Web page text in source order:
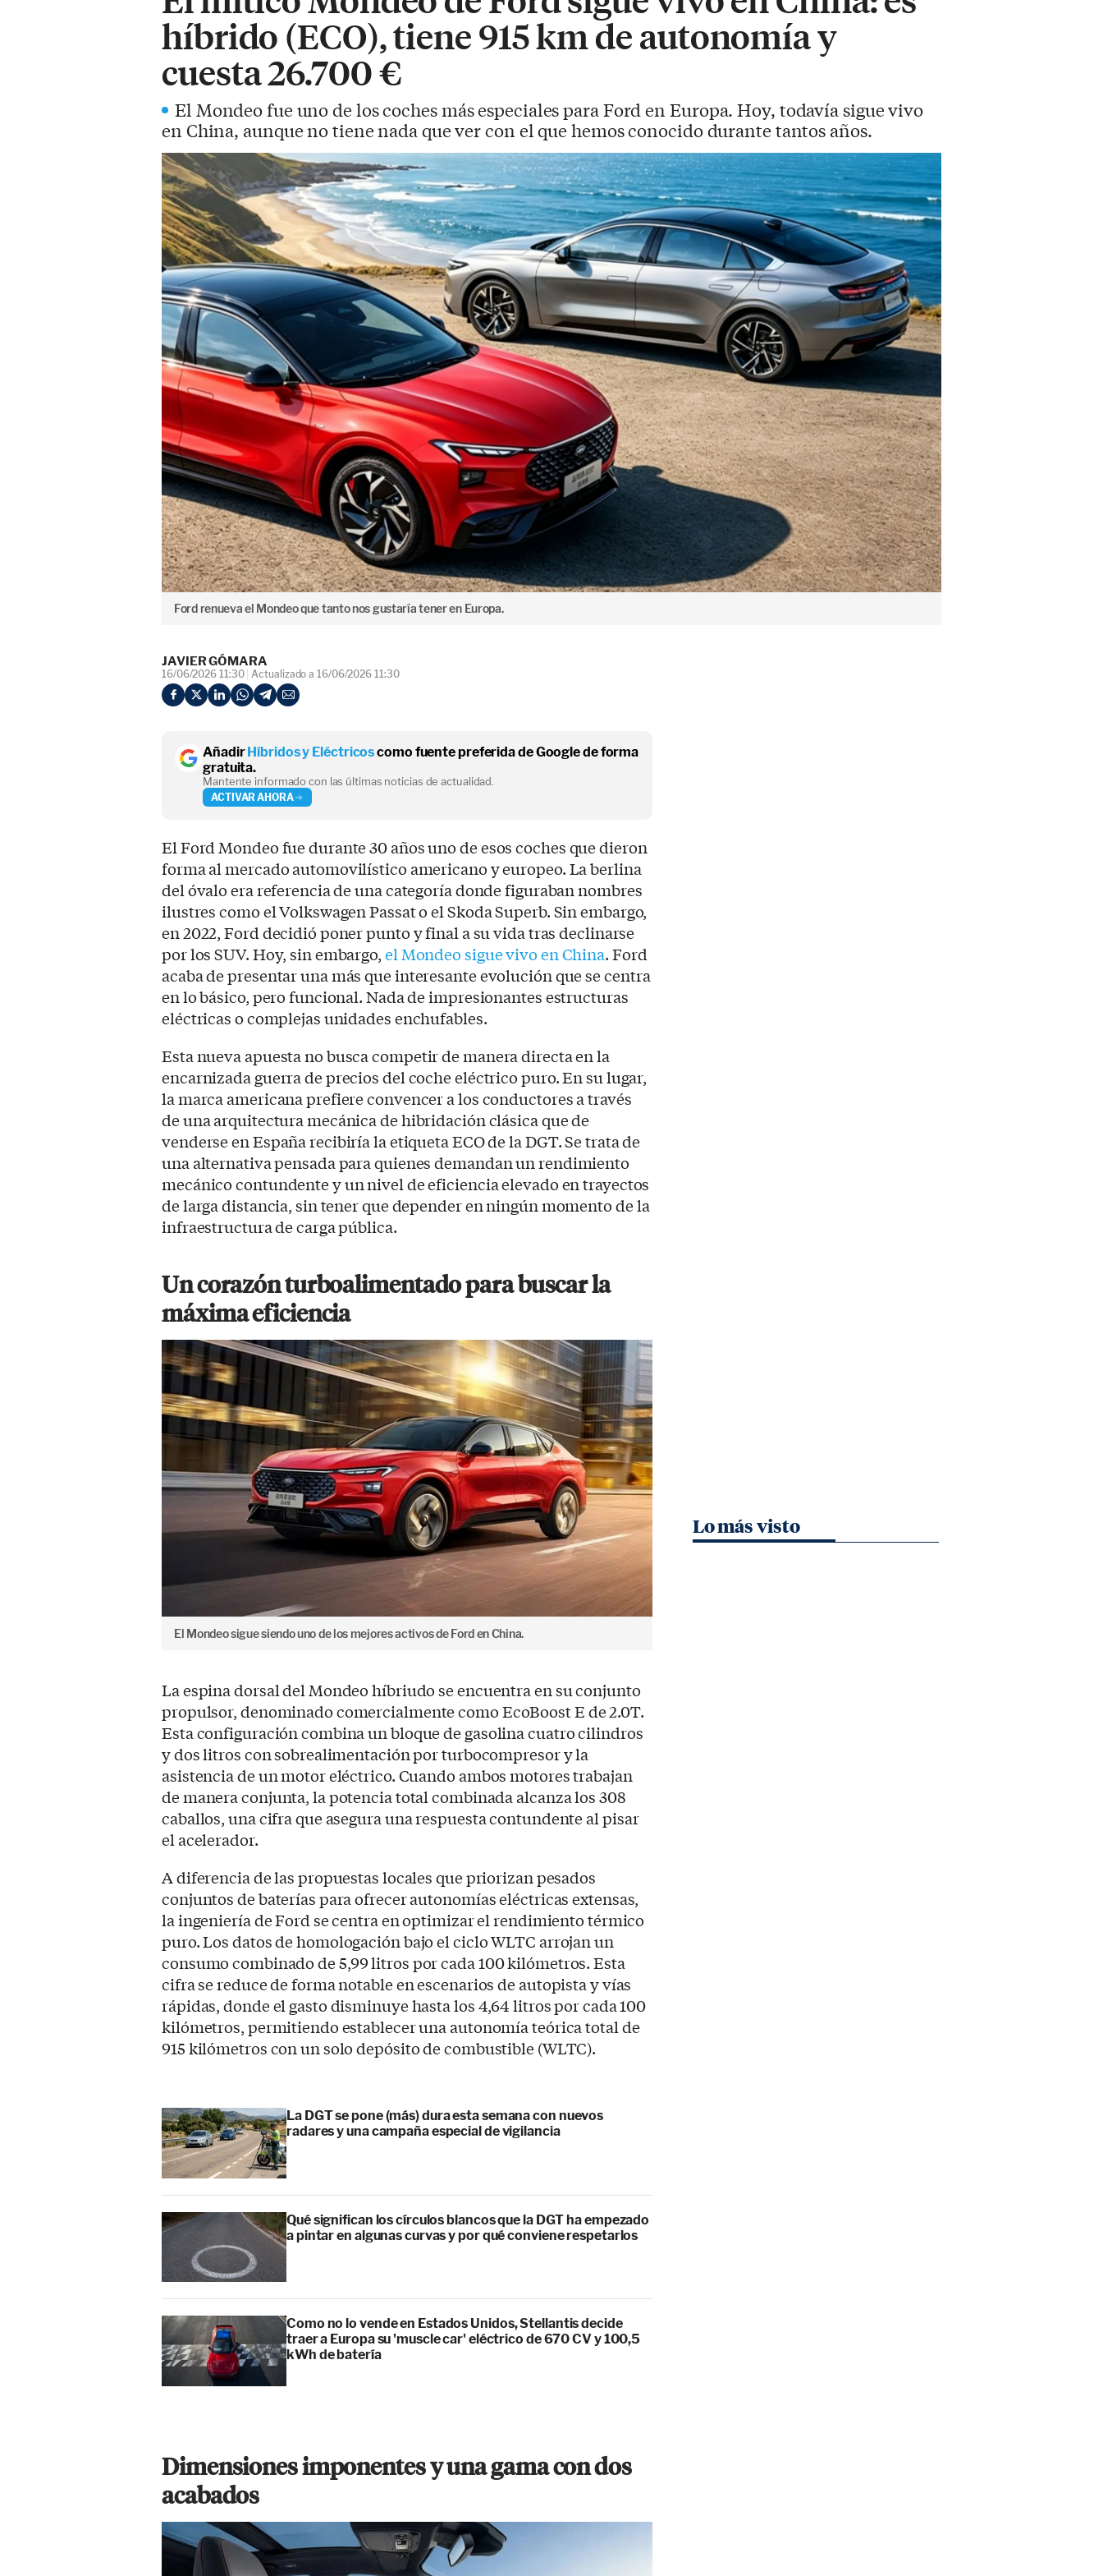
híbrido (ECO), tiene 915 km de autonomía y
cuesta 26.700 €
El Mondeo fue uno de los coches más especiales para Ford en Europa. Hoy, todavía sigue vivo
en China, aunque no tiene nada que ver con el que hemos conocido durante tantos años.
Ford renueva el Mondeo que tanto nos gustaría tener en Europa.
JAVIER GÓMARA
16/06/2026 11:30 Actualizado a 16/06/2026 11:30
Añadir Híbridos y Eléctricoscomo fuente preferida de Google de forma
gratuita.
Mantente informado con las últimas noticias de actualidad.
ACTIVAR AHORA
El Ford Mondeo fue durante 30 años uno de esos coches que dieron
forma al mercado automovilístico americano y europeo. La berlina
del óvalo era referencia de una categoría donde figuraban nombres
ilustres como el Volkswagen Passat o el Skoda Superb. Sin embargo,
en 2022, Ford decidió poner punto y final a su vida tras declinarse
por los SUV. Hoy, sin embargo,el Mondeo sigue vivo en China. Ford
acaba de presentar una más que interesante evolución que se centra
en lo básico, pero funcional. Nada de impresionantes estructuras
eléctricas o complejas unidades enchufables.
Esta nueva apuesta no busca competir de manera directa en la
encarnizada guerra de precios del coche eléctrico puro. En su lugar,
la marca americana prefiere convencer a los conductores a través
de una arquitectura mecánica de hibridación clásica que de
venderse en España recibiría la etiqueta ECO de la DGT. Se trata de
una alternativa pensada para quienes demandan un rendimiento
mecánico contundente y un nivel de eficiencia elevado en trayectos
de larga distancia, sin tener que depender en ningún momento de la
infraestructura de carga pública.
Un corazón turboalimentado para buscar la
máxima eficiencia
El Mondeo sigue siendo uno de los mejores activos de Ford en China.
La espina dorsal del Mondeo híbriudo se encuentra en su conjunto
propulsor, denominado comercialmente como EcoBoost E de 2.0T.
Esta configuración combina un bloque de gasolina cuatro cilindros
y dos litros con sobrealimentación por turbocompresor y la
asistencia de un motor eléctrico. Cuando ambos motores trabajan
de manera conjunta, la potencia total combinada alcanza los 308
caballos, una cifra que asegura una respuesta contundente al pisar
el acelerador.
A diferencia de las propuestas locales que priorizan pesados
conjuntos de baterías para ofrecer autonomías eléctricas extensas,
la ingeniería de Ford se centra en optimizar el rendimiento térmico
puro. Los datos de homologación bajo el ciclo WLTC arrojan un
consumo combinado de 5,99 litros por cada 100 kilómetros. Esta
cifra se reduce de forma notable en escenarios de autopista y vías
rápidas, donde el gasto disminuye hasta los 4,64 litros por cada 100
kilómetros, permitiendo establecer una autonomía teórica total de
915 kilómetros con un solo depósito de combustible (WLTC).
La DGT se pone (más) dura esta semana con nuevos
radares y una campaña especial de vigilancia
Qué significan los círculos blancos que la DGT ha empezado
a pintar en algunas curvas y por qué conviene respetarlos
Como no lo vende en Estados Unidos, Stellantis decide
traer a Europa su 'muscle car' eléctrico de 670 CV y 100,5
kWh de batería
Dimensiones imponentes y una gama con dos
acabados
Lo más visto